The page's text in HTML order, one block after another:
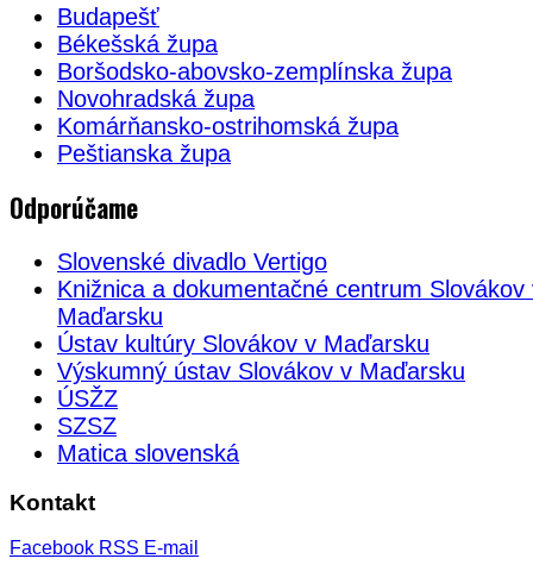
Budapešť
Békešská župa
Boršodsko-abovsko-zemplínska župa
Novohradská župa
Komárňansko-ostrihomská župa
Peštianska župa
Odporúčame
Slovenské divadlo Vertigo
Knižnica a dokumentačné centrum Slovákov
Maďarsku
Ústav kultúry Slovákov v Maďarsku
Výskumný ústav Slovákov v Maďarsku
ÚSŽZ
SZSZ
Matica slovenská
Kontakt
Facebook RSS E-mail